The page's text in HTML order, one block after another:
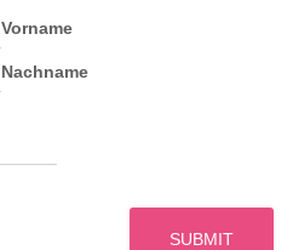
Vorname
Nachname
SUBMIT